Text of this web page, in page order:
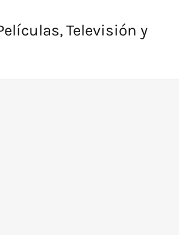
Televisión y